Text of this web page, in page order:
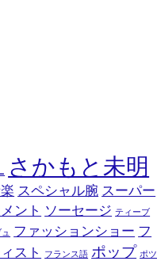
さかもと未明
スペシャル腕 スーパー
ント ソーセージ ティーブ
ファッションショー フ
スト
フランス語 ポップ ポツ